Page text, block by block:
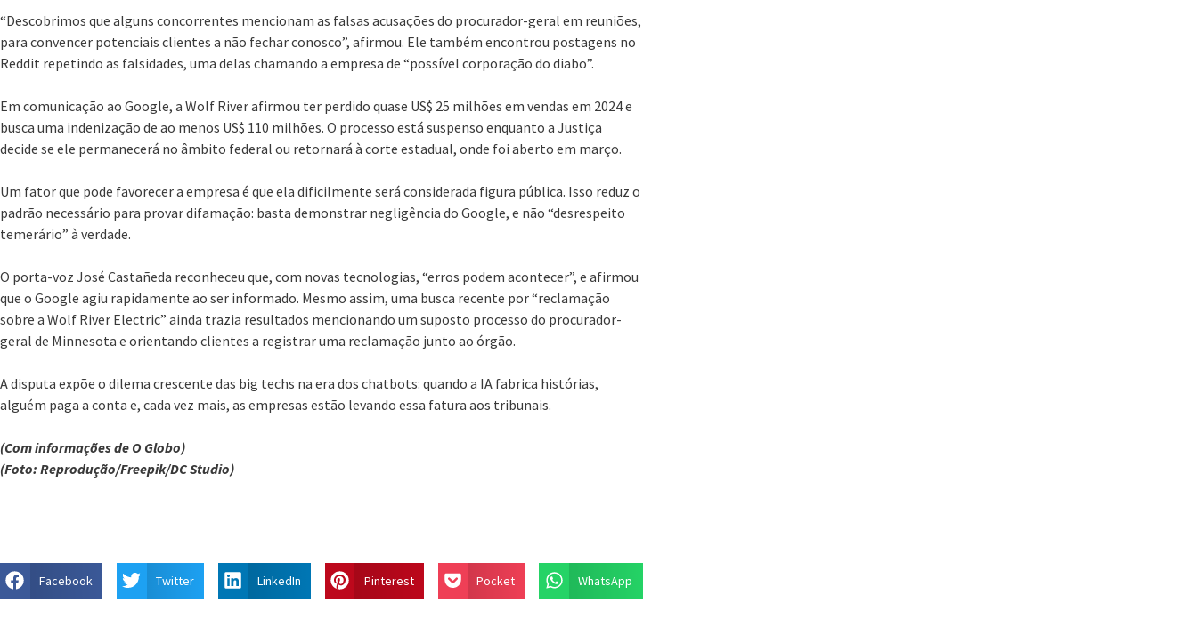
“Descobrimos que alguns concorrentes mencionam as falsas acusações do procurador-geral em reuniões,
para convencer potenciais clientes a não fechar conosco”, afirmou. Ele também encontrou postagens no
Reddit repetindo as falsidades, uma delas chamando a empresa de “possível corporação do diabo”.
Em comunicação ao Google, a Wolf River afirmou ter perdido quase US$ 25 milhões em vendas em 2024 e
busca uma indenização de ao menos US$ 110 milhões. O processo está suspenso enquanto a Justiça
decide se ele permanecerá no âmbito federal ou retornará à corte estadual, onde foi aberto em março.
Um fator que pode favorecer a empresa é que ela dificilmente será considerada figura pública. Isso reduz o
padrão necessário para provar difamação: basta demonstrar negligência do Google, e não “desrespeito
temerário” à verdade.
O porta-voz José Castañeda reconheceu que, com novas tecnologias, “erros podem acontecer”, e afirmou
que o Google agiu rapidamente ao ser informado. Mesmo assim, uma busca recente por “reclamação
sobre a Wolf River Electric” ainda trazia resultados mencionando um suposto processo do procurador-
geral de Minnesota e orientando clientes a registrar uma reclamação junto ao órgão.
A disputa expõe o dilema crescente das big techs na era dos chatbots: quando a IA fabrica histórias,
alguém paga a conta e, cada vez mais, as empresas estão levando essa fatura aos tribunais.
(Com informações de O Globo)
(Foto: Reprodução/Freepik/DC Studio)
Facebook Twitter LinkedIn Pinterest Pocket WhatsApp